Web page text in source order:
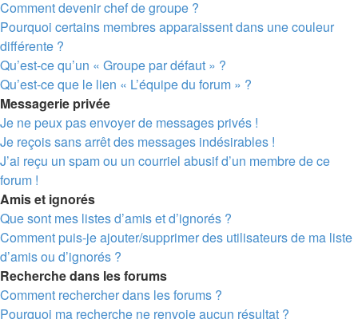
Comment devenir chef de groupe ?
Pourquoi certains membres apparaissent dans une couleur
différente ?
Qu’est-ce qu’un « Groupe par défaut » ?
Qu’est-ce que le lien « L’équipe du forum » ?
Messagerie privée
Je ne peux pas envoyer de messages privés !
Je reçois sans arrêt des messages indésirables !
J’ai reçu un spam ou un courriel abusif d’un membre de ce
forum !
Amis et ignorés
Que sont mes listes d’amis et d’ignorés ?
Comment puis-je ajouter/supprimer des utilisateurs de ma liste
d’amis ou d’ignorés ?
Recherche dans les forums
Comment rechercher dans les forums ?
Pourquoi ma recherche ne renvoie aucun résultat ?